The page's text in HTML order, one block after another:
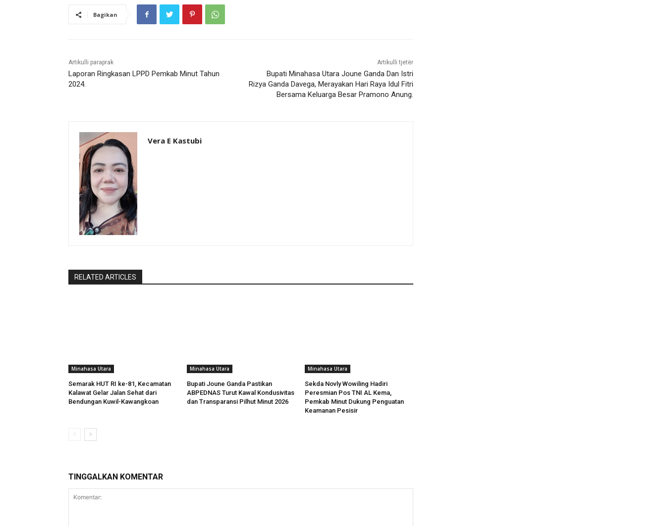
Bagikan
Artikulli paraprak
Laporan Ringkasan LPPD Pemkab Minut Tahun
2024.
Artikulli tjetër
Bupati Minahasa Utara Joune Ganda Dan Istri
Rizya Ganda Davega, Merayakan Hari Raya Idul Fitri
Bersama Keluarga Besar Pramono Anung.
Vera E Kastubi
RELATED ARTICLES
Minahasa Utara
Semarak HUT RI ke-81, Kecamatan
Kalawat Gelar Jalan Sehat dari
Bendungan Kuwil-Kawangkoan
Minahasa Utara
Bupati Joune Ganda Pastikan
ABPEDNAS Turut Kawal Kondusivitas
dan Transparansi Pilhut Minut 2026
Minahasa Utara
Sekda Novly Wowiling Hadiri
Peresmian Pos TNI AL Kema,
Pemkab Minut Dukung Penguatan
Keamanan Pesisir
TINGGALKAN KOMENTAR